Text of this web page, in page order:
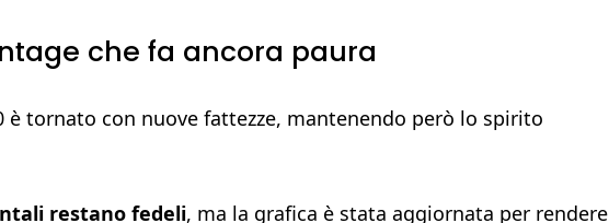
che fa ancora paura
è tornato con nuove fattezze, mantenendo però lo spirito
restano fedeli, ma la grafica è stata aggiornata per rendere